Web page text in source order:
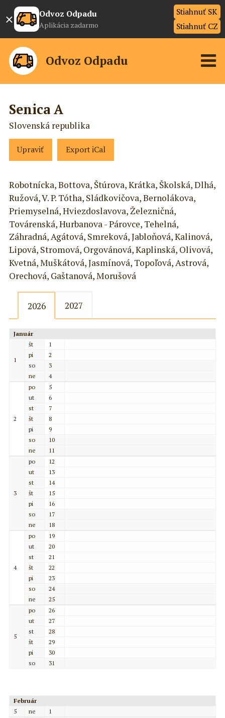
× Odvoz Odpadu
Aplikácia zadarmo
Stiahnuť SK
Stiahnuť CZ
Odvoz Odpadu
Senica A
Slovenská republika
Upraviť Export iCal
Robotnícka, Bottova, Štúrova, Krátka, Školská, Dlhá,
Ružová, V. P. Tótha, Sládkovičova, Bernolákova,
Priemyselná, Hviezdoslavova, Železničná,
Továrenská, Hurbanova - Párovce, Tehelná,
Záhradná, Agátová, Smreková, Jabloňová, Kalinová,
Lipová, Stromová, Orgovánová, Kaplinská, Olivová,
Kvetná, Muškátová, Jasmínová, Topoľová, Astrová,
Orechová, Gaštanová, Morušová
2026 2027
Január
1
št
1
pi
2
so
3
ne
4
2
po
5
ut
6
st
7
št
8
pi
9
so
10
ne
11
3
po
12
ut
13
st
14
št
15
pi
16
so
17
ne
18
4
po
19
ut
20
st
21
št
22
pi
23
so
24
ne
25
5
po
26
ut
27
st
28
št
29
pi
30
so
31
Február
5
ne 1